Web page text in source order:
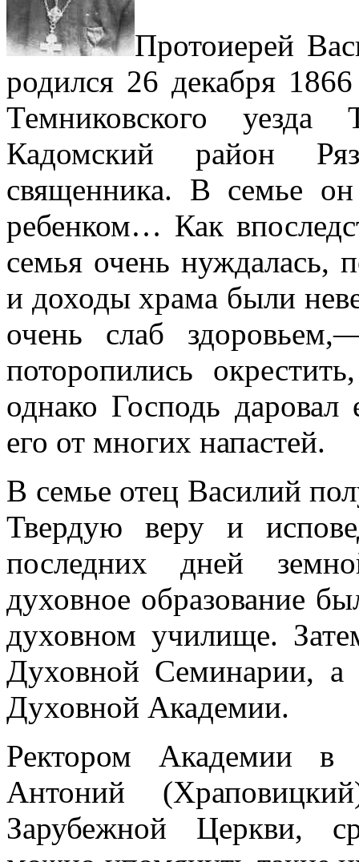
Протоиерей
родился 26 декабря
Темниковского уезда
Кадомский район
священника. В семье
ребенком… Как
семья очень нуждалась,
и доходы храма были
очень слаб
поторопились
однако Господь
его от многих напастей.
В семье отец Василий
Твердую веру и
последних дней
духовное образование
духовном училище.
Духовной Семинарии,
Духовной Академии.
Ректором Академии
Антоний
Зарубежной Церкви,